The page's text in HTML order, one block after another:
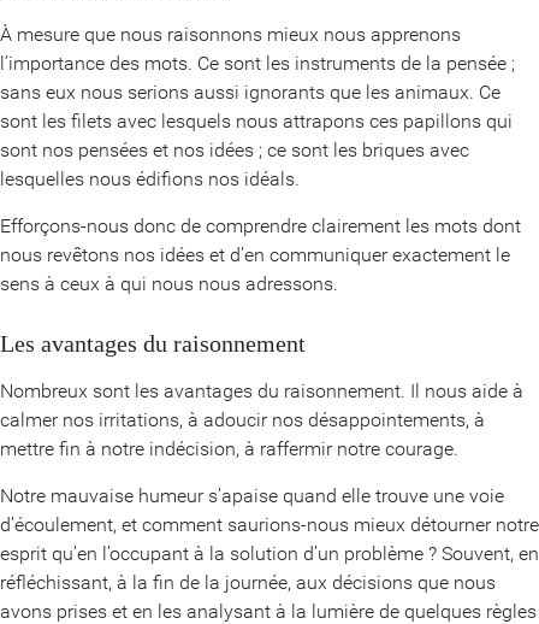
À mesure que nous raisonnons mieux nous apprenons
l’importance des mots. Ce sont les instruments de la pensée ;
sans eux nous serions aussi ignorants que les animaux. Ce
sont les filets avec lesquels nous attrapons ces papillons qui
sont nos pensées et nos idées ; ce sont les briques avec
lesquelles nous édifions nos idéals.
Efforçons-nous donc de comprendre clairement les mots dont
nous revêtons nos idées et d’en communiquer exactement le
sens à ceux à qui nous nous adressons.
Les avantages du raisonnement
Nombreux sont les avantages du raisonnement. Il nous aide à
calmer nos irritations, à adoucir nos désappointements, à
mettre fin à notre indécision, à raffermir notre courage.
Notre mauvaise humeur s’apaise quand elle trouve une voie
d’écoulement, et comment saurions-nous mieux détourner notre
esprit qu’en l’occupant à la solution d’un problème ? Souvent, en
réfléchissant, à la fin de la journée, aux décisions que nous
avons prises et en les analysant à la lumière de quelques règles